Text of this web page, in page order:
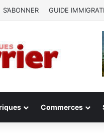
S’ABONNER GUIDE
Commerces